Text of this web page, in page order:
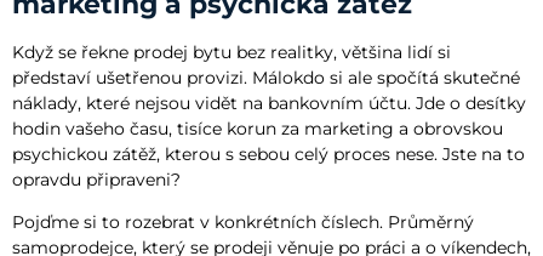
Když se řekne prodej bytu bez realitky, většina lidí si
představí ušetřenou provizi. Málokdo si ale spočítá skutečné
náklady, které nejsou vidět na bankovním účtu. Jde o desítky
hodin vašeho času, tisíce korun za marketing a obrovskou
psychickou zátěž, kterou s sebou celý proces nese. Jste na to
opravdu připraveni?
Pojďme si to rozebrat v konkrétních číslech. Průměrný
samoprodejce, který se prodeji věnuje po práci a o víkendech,